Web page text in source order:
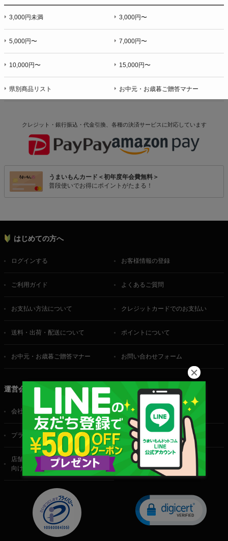
3,000円未満 3,000円〜
5,000円〜 7,000円〜
10,000円〜 15,000円〜
県別商品リスト お中元・お歳暮ご贈答マナー
クレジット・銀行振込・代金引換、各種の決済サービスに対応しています
うまいもんカード＜初年度年会費無料＞
普段使いでお得にポイントがたまる！
はじめての方へ
ログインする お客様情報の登録
ご利用ガイド よくあるご質問
お支払い方法について クレジットカードでのお支払い
送料・出荷・配送について ポイントについて
お中元・お歳暮ご贈答マナー お問い合わせフォーム
運営会社
会社概要 ご利用規約
プライバシーポリシー 特定商取引法に基づく表記
店舗・法人・生産者様
向けのお問い合わせ